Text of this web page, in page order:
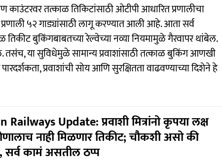
काउंटरवर तत्काळ तिकिटांसाठी ओटीपी आधारित प्रणालीचा
५२ गाड्यांसाठी लागू करण्यात आली आहे. आता सर्व
तिकीट बुकिंगबाबतच्या रेल्वेच्या नव्या नियमामुळे गैरवापर थांबेल.
या सुविधेमुळे सामान्य प्रवाशांसाठी तत्काळ बुकिंग आणखी
प्रवाशांची सोय आणि सुरक्षितता वाढवण्याच्या दिशेने हे
Railways Update: प्रवाशी मित्रांनो कृपया लक्ष
नाही मिळणार तिकीट; चौकशी असो की
सर्व कामं असतील ठप्प